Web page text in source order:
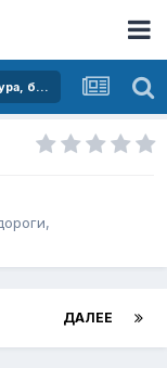
Благоустройство, жкх, дороги, инфраструктура, безопасность
ДАЛЕЕ